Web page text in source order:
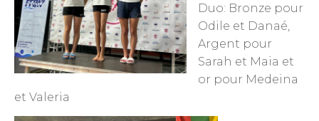
Duo: Bronze pour
Odile et Danaé,
Argent pour
Sarah et Maia et
or pour Medeina
et Valeria